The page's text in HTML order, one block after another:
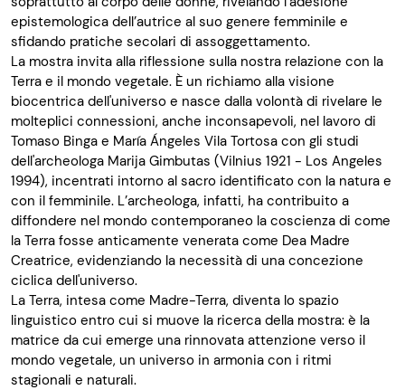
epistemologica dell’autrice al suo genere femminile e
sfidando pratiche secolari di assoggettamento.
La mostra invita alla riflessione sulla nostra relazione con la
Terra e il mondo vegetale. È un richiamo alla visione
biocentrica dell'universo e nasce dalla volontà di rivelare le
molteplici connessioni, anche inconsapevoli, nel lavoro di
Tomaso Binga e María Ángeles Vila Tortosa con gli studi
dell'archeologa Marija Gimbutas (Vilnius 1921 - Los Angeles
1994), incentrati intorno al sacro identificato con la natura e
con il femminile. L’archeologa, infatti, ha contribuito a
diffondere nel mondo contemporaneo la coscienza di come
la Terra fosse anticamente venerata come Dea Madre
Creatrice, evidenziando la necessità di una concezione
ciclica dell'universo.
La Terra, intesa come Madre-Terra, diventa lo spazio
linguistico entro cui si muove la ricerca della mostra: è la
matrice da cui emerge una rinnovata attenzione verso il
mondo vegetale, un universo in armonia con i ritmi
stagionali e naturali.